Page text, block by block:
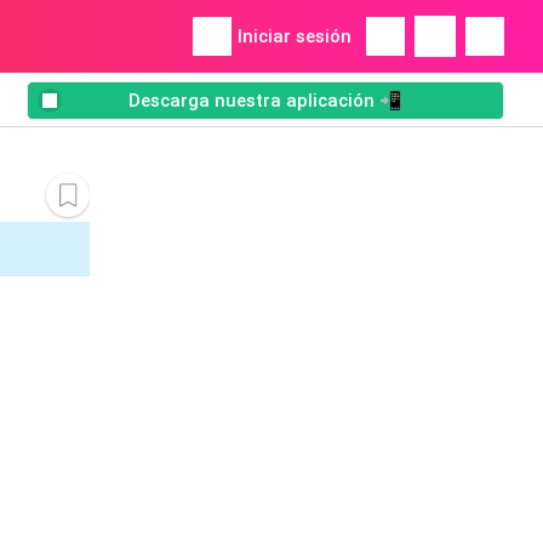
Iniciar sesión
Descarga nuestra aplicación 📲